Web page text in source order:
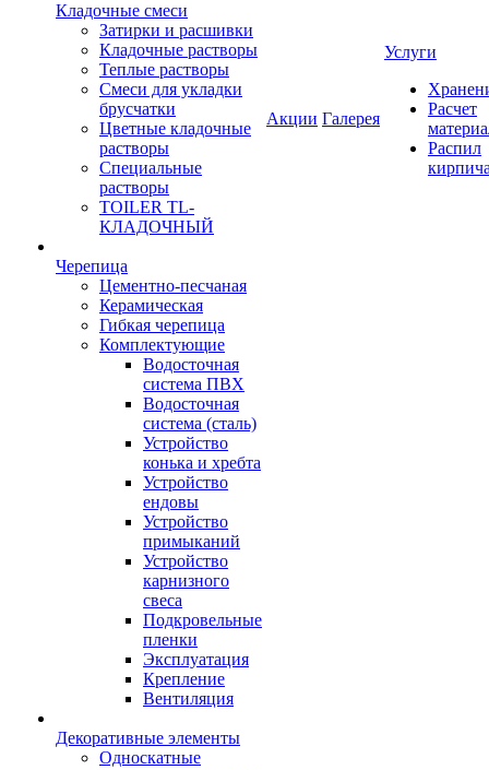
Кладочные смеси
Затирки и расшивки
Кладочные растворы
Теплые растворы
Смеси для укладки
брусчатки
Цветные кладочные
растворы
Специальные
растворы
TOILER TL-
КЛАДОЧНЫЙ
Черепица
Цементно-песчаная
Керамическая
Гибкая черепица
Комплектующие
Водосточная
система ПВХ
Водосточная
система (сталь)
Устройство
конька и хребта
Устройство
ендовы
Устройство
примыканий
Устройство
карнизного
свеса
Подкровельные
пленки
Эксплуатация
Крепление
Вентиляция
Декоративные элементы
Односкатные
Акции Галерея
Услуги
Расчет
Распил